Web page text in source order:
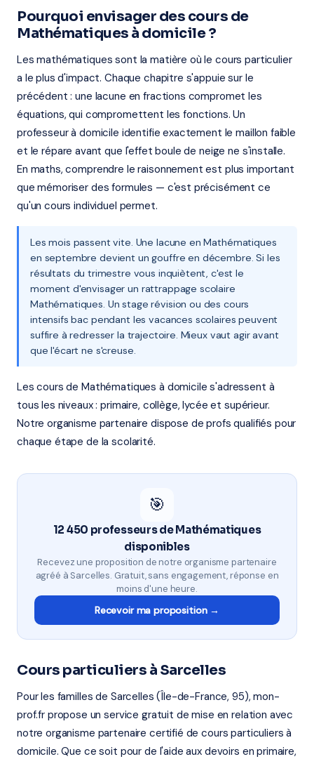
Pourquoi envisager des cours de
Mathématiques à domicile ?
Les mathématiques sont la matière où le cours particulier
a le plus d'impact. Chaque chapitre s'appuie sur le
précédent : une lacune en fractions compromet les
équations, qui compromettent les fonctions. Un
professeur à domicile identifie exactement le maillon faible
et le répare avant que l'effet boule de neige ne s'installe.
En maths, comprendre le raisonnement est plus important
que mémoriser des formules — c'est précisément ce
qu'un cours individuel permet.
Les mois passent vite. Une lacune en Mathématiques
en septembre devient un gouffre en décembre. Si les
résultats du trimestre vous inquiètent, c'est le
moment d'envisager un rattrappage scolaire
Mathématiques. Un stage révision ou des cours
intensifs bac pendant les vacances scolaires peuvent
suffire à redresser la trajectoire. Mieux vaut agir avant
que l'écart ne s'creuse.
Les cours de Mathématiques à domicile s'adressent à
tous les niveaux : primaire, collège, lycée et supérieur.
Notre organisme partenaire dispose de profs qualifiés pour
chaque étape de la scolarité.
🎯
12 450 professeurs de Mathématiques
disponibles
Recevez une proposition de notre organisme partenaire
agréé à Sarcelles. Gratuit, sans engagement, réponse en
moins d'une heure.
Recevoir ma proposition →
Cours particuliers à Sarcelles
Pour les familles de Sarcelles (Île-de-France, 95), mon-
prof.fr propose un service gratuit de mise en relation avec
notre organisme partenaire certifié de cours particuliers à
domicile. Que ce soit pour de l'aide aux devoirs en primaire,